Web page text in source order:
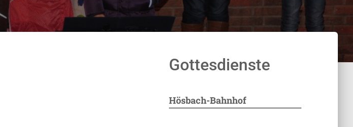
Gottesdienste
Hösbach-Bahnhof